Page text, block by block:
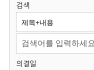
원
회
검색
의결일